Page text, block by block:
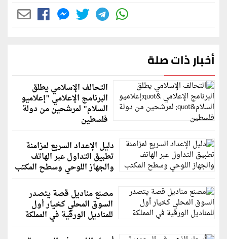
أخبار ذات صلة
التحالف الإسلامي يطلق
البرنامج الإعلامي "إعلاميو
السلام" لمرشحين من دولة
فلسطين
دليل الإعداد السريع لمزامنة
تطبيق التداول عبر الهاتف
والجهاز اللوحي وسطح المكتب
مصنع مناديل قصة يتصدر
السوق المحلي كخيار أول
للمناديل الورقية في المملكة